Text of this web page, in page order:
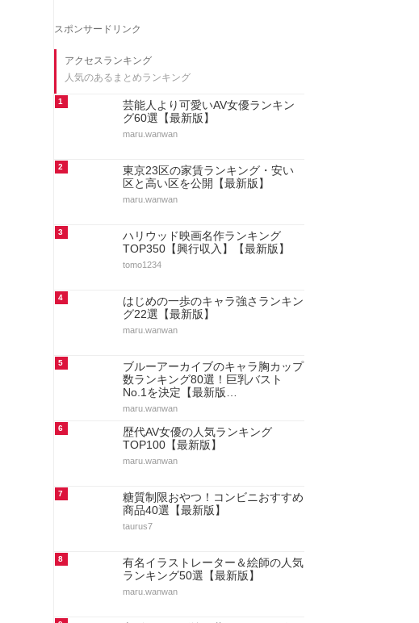
スポンサードリンク
アクセスランキング
人気のあるまとめランキング
1
芸能人より可愛いAV女優ランキン
グ60選【最新版】
maru.wanwan
2
東京23区の家賃ランキング・安い
区と高い区を公開【最新版】
maru.wanwan
3
ハリウッド映画名作ランキング
TOP350【興行収入】【最新版】
tomo1234
4
はじめの一歩のキャラ強さランキン
グ22選【最新版】
maru.wanwan
5
ブルーアーカイブのキャラ胸カップ
数ランキング80選！巨乳バスト
No.1を決定【最新版…
maru.wanwan
6
歴代AV女優の人気ランキング
TOP100【最新版】
maru.wanwan
7
糖質制限おやつ！コンビニおすすめ
商品40選【最新版】
taurus7
8
有名イラストレーター＆絵師の人気
ランキング50選【最新版】
maru.wanwan